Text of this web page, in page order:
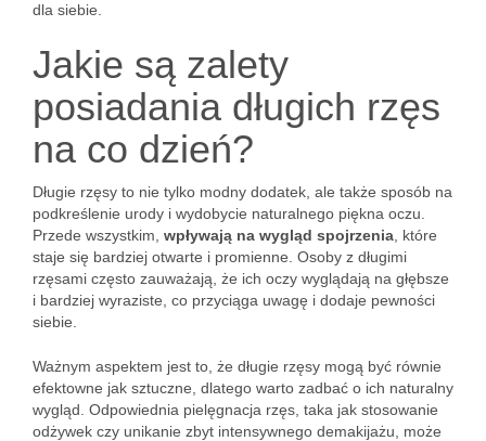
dla siebie.
Jakie są zalety
posiadania długich rzęs
na co dzień?
Długie rzęsy to nie tylko modny dodatek, ale także sposób na
podkreślenie urody i wydobycie naturalnego piękna oczu.
Przede wszystkim, wpływają na wygląd spojrzenia , które
staje się bardziej otwarte i promienne. Osoby z długimi
rzęsami często zauważają, że ich oczy wyglądają na głębsze
i bardziej wyraziste, co przyciąga uwagę i dodaje pewności
siebie.
Ważnym aspektem jest to, że długie rzęsy mogą być równie
efektowne jak sztuczne, dlatego warto zadbać o ich naturalny
wygląd. Odpowiednia pielęgnacja rzęs, taka jak stosowanie
odżywek czy unikanie zbyt intensywnego demakijażu, może